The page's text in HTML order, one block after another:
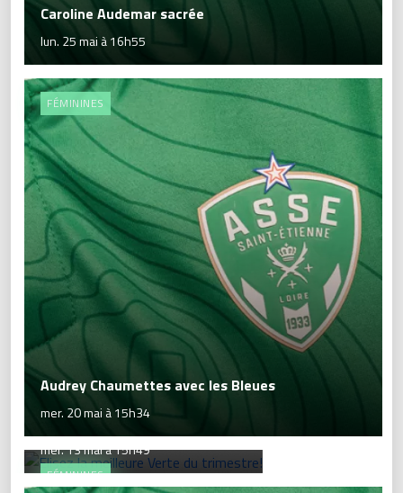
Caroline Audemar sacrée
lun. 25 mai à 16h55
FÉMININES
Audrey Chaumettes avec les Bleues
mer. 20 mai à 15h34
FÉMININES
Elisez la meilleure Verte du trimestre!
mer. 13 mai à 15h49